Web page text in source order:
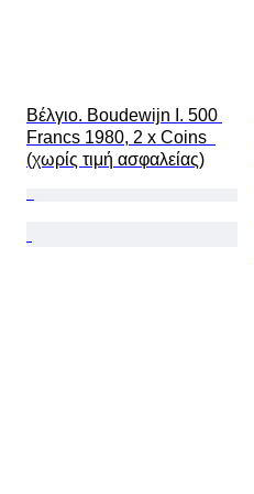
Βέλγιο. Boudewijn I. 500
Francs 1980, 2 x Coins
(χωρίς τιμή ασφαλείας)